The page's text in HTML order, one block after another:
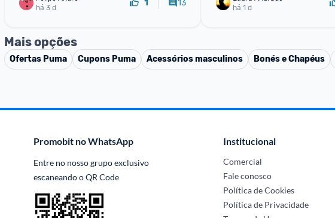
há 3 d
1 13
há 1 d
Mais opções
Ofertas Puma Cupons Puma Acessórios masculinos Bonés e Chapéus
Promobit no WhatsApp
Entre no nosso grupo exclusivo
escaneando o QR Code
Institucional
Comercial
Fale conosco
Política de Cookies
Política de Privacidade